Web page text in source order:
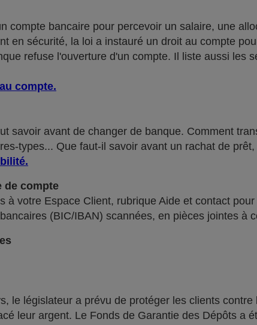
compte bancaire pour percevoir un salaire, une
en sécurité, la loi a instauré un droit au compte
refuse l'ouverture d'un compte. Il liste aussi les
compte.
savoir avant de changer de banque. Comment
types... Que faut-il savoir avant un rachat de prêt,
.
de compte
à votre Espace Client, rubrique Aide et contact
(BIC/IBAN) scannées, en pièces jointes à
le législateur a prévu de protéger les clients
leur argent. Le Fonds de Garantie des Dépôts a